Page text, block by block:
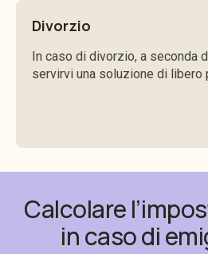
Divorzio
In caso di divorzio, a seconda
servirvi una soluzione di libero
Calcolare
in caso di